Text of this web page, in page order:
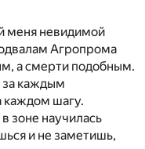
меня невидимой
Агропрома
а смерти подобным.
за каждым
каждом шагу.
зоне научилась
и не заметишь,